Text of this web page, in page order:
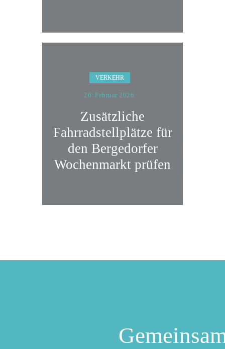
VERKEHR
26. Februar 2026
Zusätzliche
Fahrradstellplätze für
den Bergedorfer
Wochenmarkt prüfen